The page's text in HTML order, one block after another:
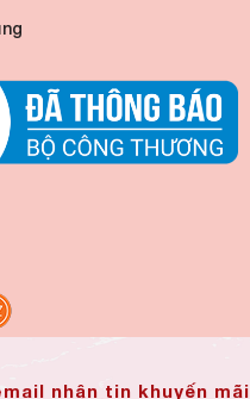
nhận tin khuyến mãi